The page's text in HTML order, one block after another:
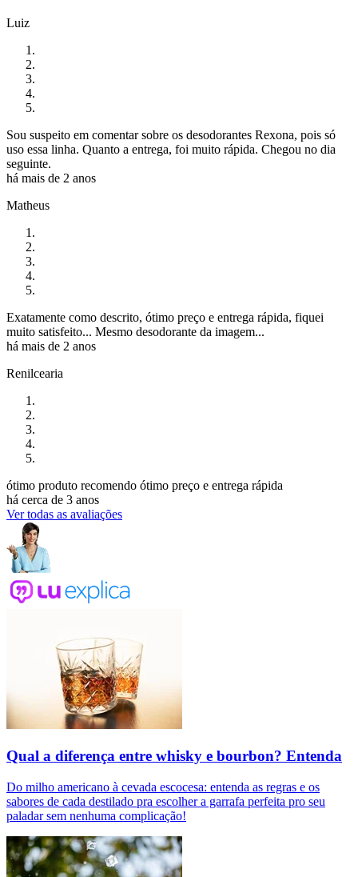
Luiz
Sou suspeito em comentar sobre os desodorantes Rexona, pois só
uso essa linha. Quanto a entrega, foi muito rápida. Chegou no dia
seguinte.
há mais de 2 anos
Matheus
Exatamente como descrito, ótimo preço e entrega rápida, fiquei
muito satisfeito... Mesmo desodorante da imagem...
há mais de 2 anos
Renilcearia
ótimo produto recomendo ótimo preço e entrega rápida
há cerca de 3 anos
Ver todas as avaliações
Qual a diferença entre whisky e bourbon? Entenda
Do milho americano à cevada escocesa: entenda as regras e os
sabores de cada destilado pra escolher a garrafa perfeita pro seu
paladar sem nenhuma complicação!